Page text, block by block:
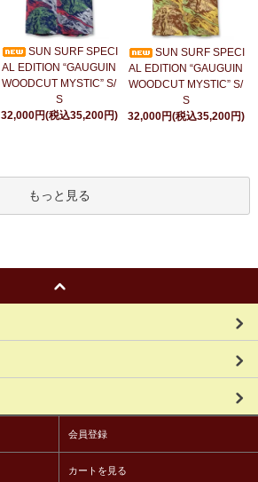
SUN SURF SPECI
AL EDITION “GAUGUIN
WOODCUT MYSTIC” S/
S
32,000円(税込35,200円)
SUN SURF SPECI
AL EDITION “GAUGUIN
WOODCUT MYSTIC” S/
S
32,000円(税込35,200円)
もっと見る
会員登録
カートを見る